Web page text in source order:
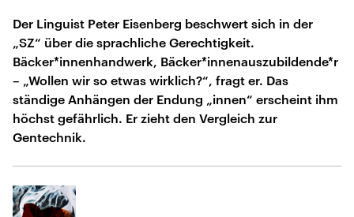
Der Linguist Peter Eisenberg beschwert sich in der
„SZ“ über die sprachliche Gerechtigkeit.
Bäcker*innenhandwerk, Bäcker*innenauszubildende*r
– „Wollen wir so etwas wirklich?“, fragt er. Das
ständige Anhängen der Endung „innen“ erscheint ihm
höchst gefährlich. Er zieht den Vergleich zur
Gentechnik.